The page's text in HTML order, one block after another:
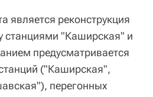
является реконструкция
станциями "Каширская" и
предусматривается
("Каширская",
перегонных